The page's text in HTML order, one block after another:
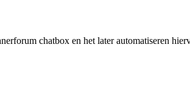
chatbox en het later automatiseren